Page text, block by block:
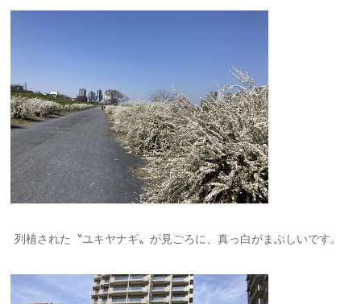
列植された〝ユキヤナギ〟が見ごろに、真っ白がまぶしいです。